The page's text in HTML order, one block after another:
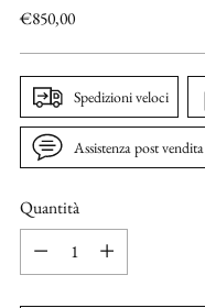
Prezzo
€850,00
Spedizioni veloci
Assistenza post vendita
Quantità
Quantità